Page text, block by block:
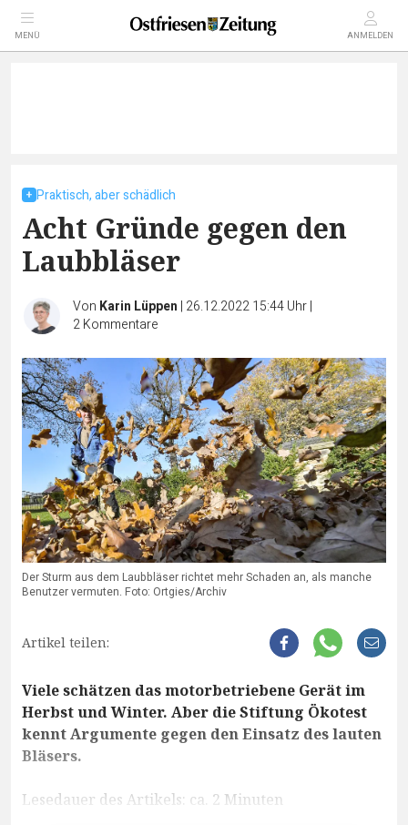
MENÜ ANMELDEN
Praktisch, aber schädlich
Acht Gründe gegen den
Laubbläser
Von Karin Lüppen | 26.12.2022 15:44 Uhr|
2Kommentare
Der Sturm aus dem Laubbläser richtet mehr Schaden an, als manche
Benutzer vermuten. Foto: Ortgies/Archiv
Artikel teilen:
Viele schätzen das motorbetriebene Gerät im
Herbst und Winter. Aber die Stiftung Ökotest
kennt Argumente gegen den Einsatz des lauten
Bläsers.
Lesedauer des Artikels: ca. 2 Minuten